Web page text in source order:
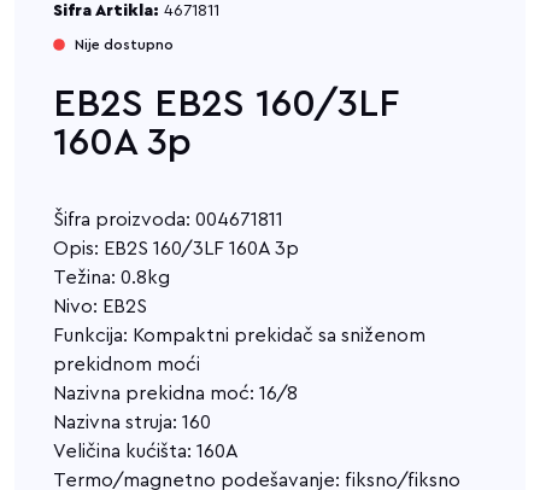
Sifra Artikla: 4671811
Nije dostupno
EB2S EB2S 160/3LF
160A 3p
Šifra proizvoda: 004671811
Opis: EB2S 160/3LF 160A 3p
Težina: 0.8kg
Nivo: EB2S
Funkcija: Kompaktni prekidač sa sniženom
prekidnom moći
Nazivna prekidna moć: 16/8
Nazivna struja: 160
Veličina kućišta: 160A
Termo/magnetno podešavanje: fiksno/fiksno